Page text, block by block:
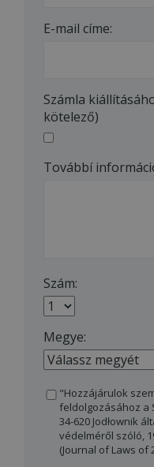
E-mail címe:
Számla
kötelező)
Továbbí
Szám:
Megye:
"Hozzájárulok
feldolgozásához a
34-620 Jodłownik
védelméről szóló,
(Journal of Laws of